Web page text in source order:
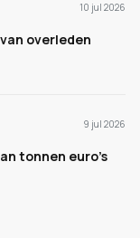
10 jul 2026
overleden
9 jul 2026
tonnen euro's